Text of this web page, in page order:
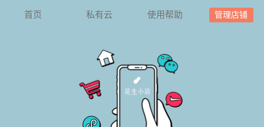
首页 私有云 使用帮助 管理店铺